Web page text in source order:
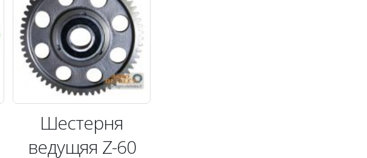
Шестерня
ведущяя Z-60